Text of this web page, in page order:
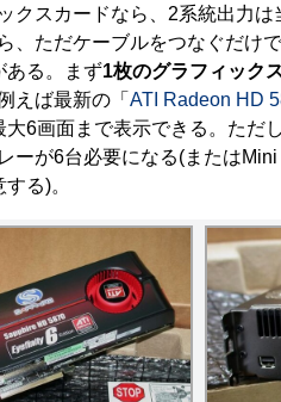
クスカードなら、2系統出力は
、ただケーブルをつなぐだけ
ある。まず1枚のグラフィック
えば最新の「 ATI Radeon HD
大6画面まで表示できる。ただ
ーが6台必要になる(または
る)。